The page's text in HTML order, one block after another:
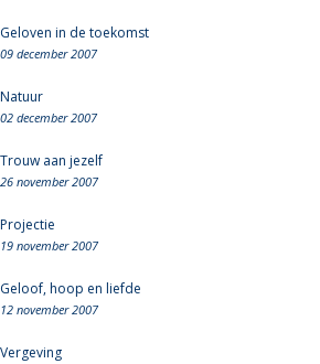
Geloven in de toekomst
09 december 2007
Natuur
02 december 2007
Trouw aan jezelf
26 november 2007
Projectie
19 november 2007
Geloof, hoop en liefde
12 november 2007
Vergeving